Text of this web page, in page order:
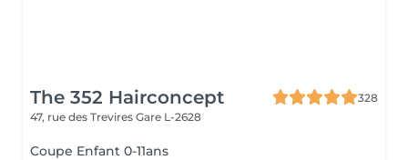
The 352 Hairconcept
328
47, rue des Trevires Gare L-2628
Coupe Enfant 0-11ans